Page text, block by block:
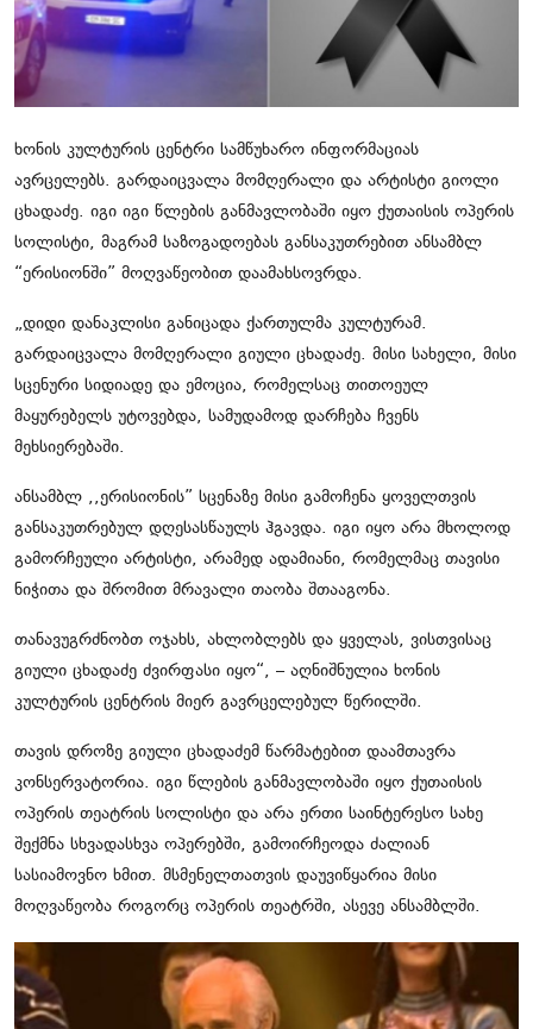
მსოფლიო
ყვითელი პრესა
ხონის კულტურის ცენტრი სამწუხარო ინფორმაციას
ავრცელებს. გარდაიცვალა მომღერალი და არტისტი გიოლი
ცხადაძე. იგი იგი წლების განმავლობაში იყო ქუთაისის ოპერის
სოლისტი, მაგრამ საზოგადოებას განსაკუთრებით ანსამბლ
“ერისიონში” მოღვაწეობით დაამახსოვრდა.
„დიდი დანაკლისი განიცადა ქართულმა კულტურამ.
გარდაიცვალა მომღერალი გიული ცხადაძე. მისი სახელი, მისი
სცენური სიდიადე და ემოცია, რომელსაც თითოეულ
მაყურებელს უტოვებდა, სამუდამოდ დარჩება ჩვენს
მეხსიერებაში.
ანსამბლ ,,ერისიონის” სცენაზე მისი გამოჩენა ყოველთვის
განსაკუთრებულ დღესასწაულს ჰგავდა. იგი იყო არა მხოლოდ
გამორჩეული არტისტი, არამედ ადამიანი, რომელმაც თავისი
ნიჭითა და შრომით მრავალი თაობა შთააგონა.
თანავუგრძნობთ ოჯახს, ახლობლებს და ყველას, ვისთვისაც
გიული ცხადაძე ძვირფასი იყო“, – აღნიშნულია ხონის
კულტურის ცენტრის მიერ გავრცელებულ წერილში.
თავის დროზე გიული ცხადაძემ წარმატებით დაამთავრა
კონსერვატორია. იგი წლების განმავლობაში იყო ქუთაისის
ოპერის თეატრის სოლისტი და არა ერთი საინტერესო სახე
შექმნა სხვადასხვა ოპერებში, გამოირჩეოდა ძალიან
სასიამოვნო ხმით. მსმენელთათვის დაუვიწყარია მისი
მოღვაწეობა როგორც ოპერის თეატრში, ასევე ანსამბლში.